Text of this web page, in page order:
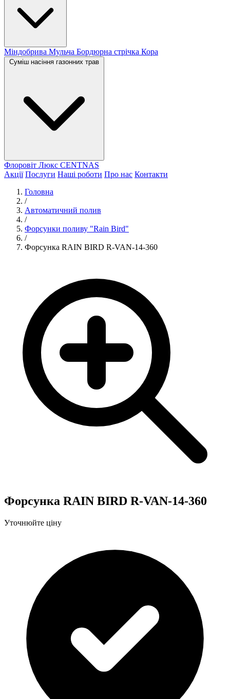
Міндобрива Мульча Бордюрна стрічка Кора
Суміш насіння газонних трав
Флоровіт Люкс СENTNAS
Акції Послуги Наші роботи Про нас Контакти
Головна
/
Автоматичний полив
/
Форсунки поливу "Rain Bird"
/
Форсунка RAIN BIRD R-VAN-14-360
Форсунка RAIN BIRD R-VAN-14-360
Уточнюйте ціну